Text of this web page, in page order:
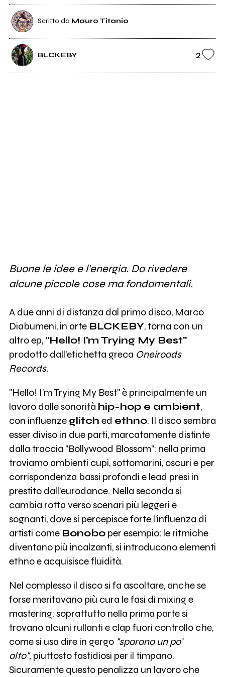
Scritto da Mauro Titanio
BLCKEBY 2
Buone le idee e l'energia. Da rivedere
alcune piccole cose ma fondamentali.
A due anni di distanza dal primo disco, Marco
Diabumeni, in arte BLCKEBY, torna con un
altro ep, "Hello! I'm Trying My Best"
prodotto dall'etichetta greca Oneiroads
Records.
"Hello! I'm Trying My Best" è principalmente un
lavoro dalle sonorità hip-hop e ambient,
con influenze glitch ed ethno. Il disco sembra
esser diviso in due parti, marcatamente distinte
dalla traccia "Bollywood Blossom": nella prima
troviamo ambienti cupi, sottomarini, oscuri e per
corrispondenza bassi profondi e lead presi in
prestito dall'eurodance. Nella seconda si
cambia rotta verso scenari più leggeri e
sognanti, dove si percepisce forte l'influenza di
artisti come Bonoboper esempio; le ritmiche
diventano più incalzanti, si introducono elementi
ethno e acquisisce fluidità.
Nel complesso il disco si fa ascoltare, anche se
forse meritavano più cura le fasi di mixing e
mastering: soprattutto nella prima parte si
trovano alcuni rullanti e clap fuori controllo che,
come si usa dire in gergo "sparano un po'
alto", piuttosto fastidiosi per il timpano.
Sicuramente questo penalizza un lavoro che